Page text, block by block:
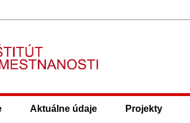
Aktuálne údaje Projekty